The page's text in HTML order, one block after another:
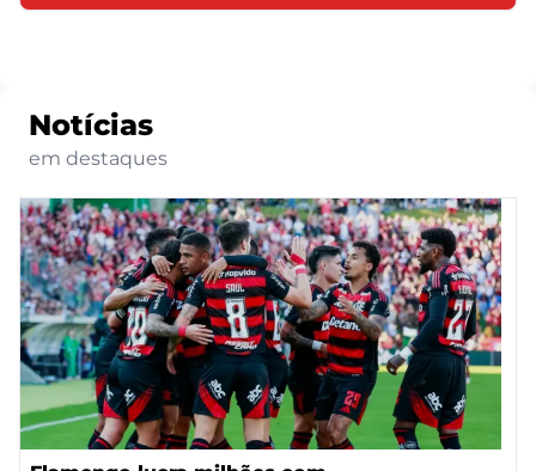
Notícias
em destaques